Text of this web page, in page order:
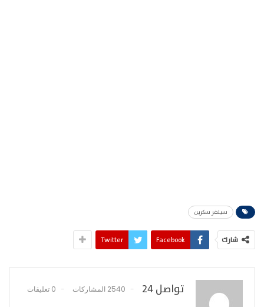
سيلفر سكرين
شارك Facebook
Twitter
تواصل 24 2540 المشاركات 0 تعليقات